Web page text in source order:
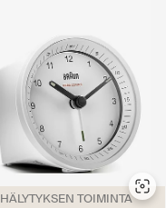
HÄLYTYKSEN TOIMINTA